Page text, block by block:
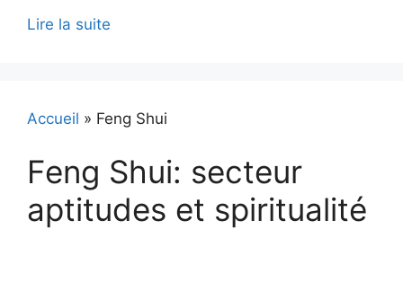
Lire la suite
Accueil » Feng Shui
Feng Shui: secteur
aptitudes et spiritualité